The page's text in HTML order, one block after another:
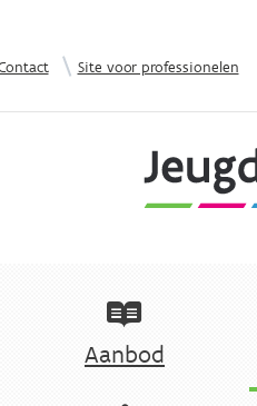
| Site voor professionelen
Aanbod